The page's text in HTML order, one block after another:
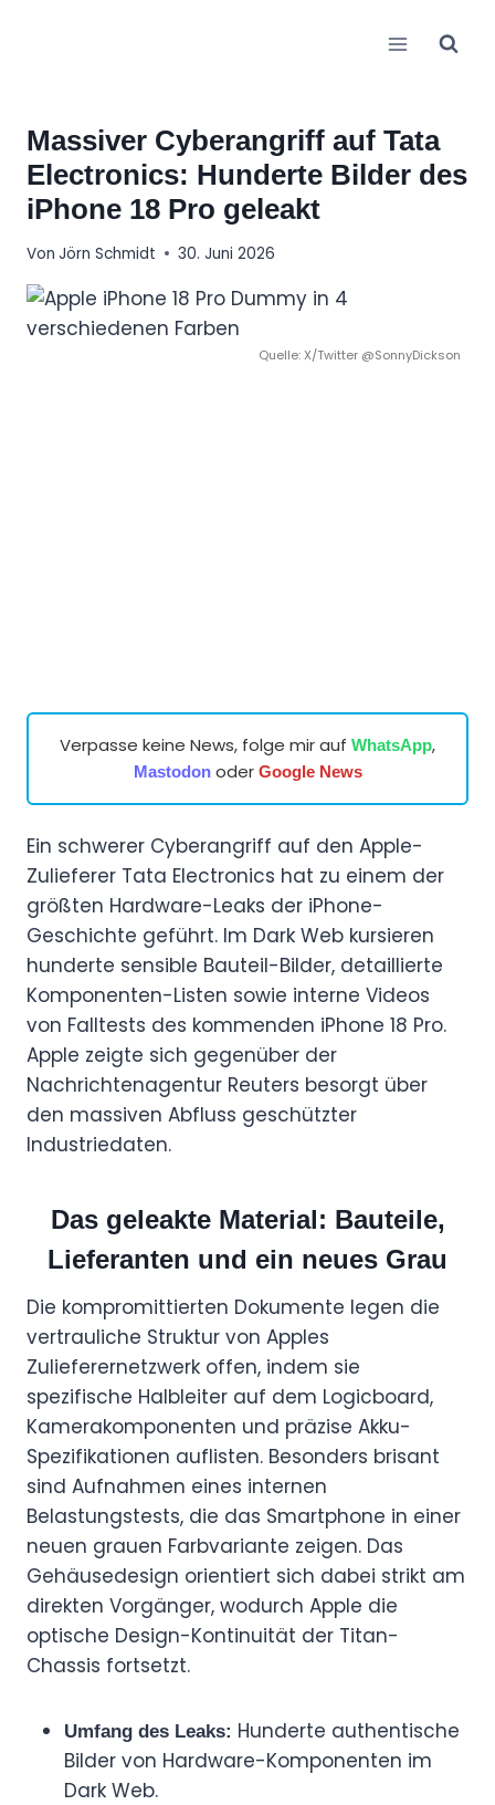
Massiver Cyberangriff auf Tata
Electronics: Hunderte Bilder des
iPhone 18 Pro geleakt
Von Jörn Schmidt 30. Juni 2026
Quelle: X/Twitter @SonnyDickson
Verpasse keine News, folge mir auf WhatsApp,
Mastodonoder Google News
Ein schwerer Cyberangriff auf den Apple-
Zulieferer Tata Electronics hat zu einem der
größten Hardware-Leaks der iPhone-
Geschichte geführt. Im Dark Web kursieren
hunderte sensible Bauteil-Bilder, detaillierte
Komponenten-Listen sowie interne Videos
von Falltests des kommenden iPhone 18 Pro.
Apple zeigte sich gegenüber der
Nachrichtenagentur Reuters besorgt über
den massiven Abfluss geschützter
Industriedaten.
Das geleakte Material: Bauteile,
Lieferanten und ein neues Grau
Die kompromittierten Dokumente legen die
vertrauliche Struktur von Apples
Zulieferernetzwerk offen, indem sie
spezifische Halbleiter auf dem Logicboard,
Kamerakomponenten und präzise Akku-
Spezifikationen auflisten. Besonders brisant
sind Aufnahmen eines internen
Belastungstests, die das Smartphone in einer
neuen grauen Farbvariante zeigen. Das
Gehäusedesign orientiert sich dabei strikt am
direkten Vorgänger, wodurch Apple die
optische Design-Kontinuität der Titan-
Chassis fortsetzt.
Umfang des Leaks: Hunderte authentische
Bilder von Hardware-Komponenten im
Dark Web.